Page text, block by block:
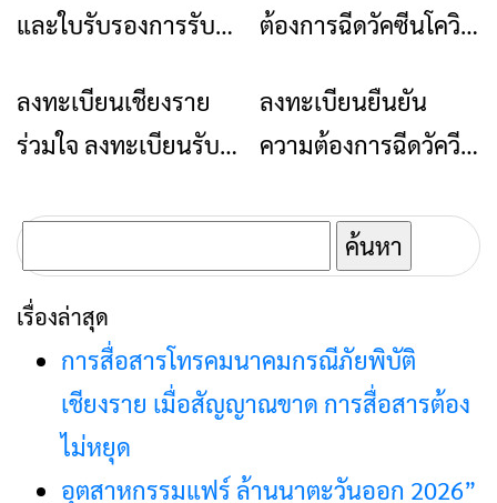
และใบรับรองการรับ
ร่วมใจ
ต้องการฉีดวัคซีนโควิด
ข่าวเชียงราย
ลงทะเบียนเชียงราย
ร่วมใจ ลงทะเบียนรับ
ข่าวเชียงราย
ลงทะเบียนยืนยัน
ความต้องการฉีดวัควีน
สำหรับประชาชนทั่วไป
อายุ 18-59 ปี
ค้นหา
สำหรับ:
เรื่องล่าสุด
การสื่อสารโทรคมนาคมกรณีภัยพิบัติ
เชียงราย เมื่อสัญญาณขาด การสื่อสารต้อง
ไม่หยุด
อุตสาหกรรมแฟร์ ล้านนาตะวันออก 2026”